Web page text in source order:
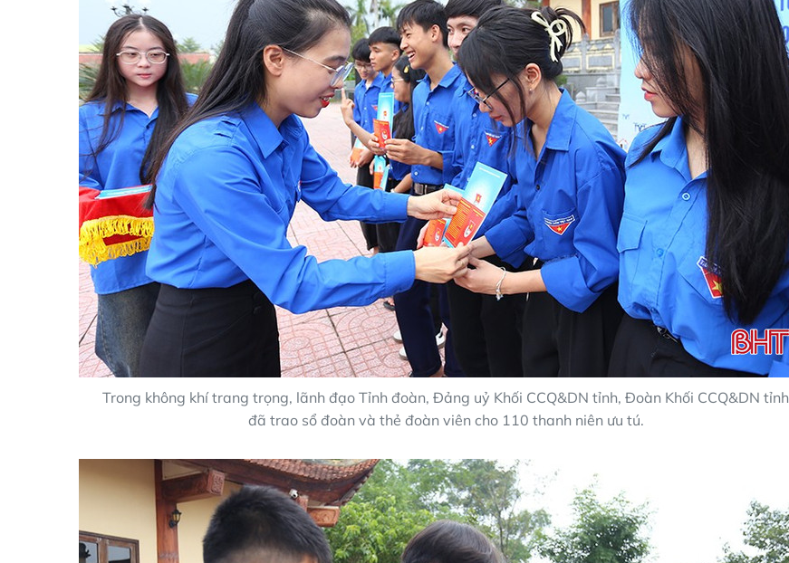
Trong không khí trang trọng, lãnh đạo Tỉnh đoàn, Đảng uỷ Khối CCQ&DN tỉnh, Đoàn Khối CCQ&DN tỉnh
đã trao sổ đoàn và thẻ đoàn viên cho 110 thanh niên ưu tú.